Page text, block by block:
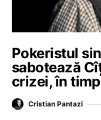
Pokeristul
sabotează
crizei, în
Cristian Pantazi